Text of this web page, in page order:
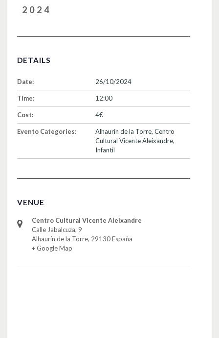
2024
DETAILS
Date: 26/10/2024
Time: 12:00
Cost: 4€
Evento Categories: Alhaurín de la Torre, Centro
Cultural Vicente Aleixandre,
Infantil
VENUE
Centro Cultural Vicente Aleixandre
Calle Jabalcuza, 9
Alhaurín de la Torre, 29130España
+ Google Map